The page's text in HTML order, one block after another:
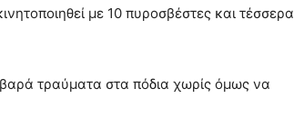
με 10 πυροσβέστες και τέσσερα
τραύματα στα πόδια χωρίς όμως να